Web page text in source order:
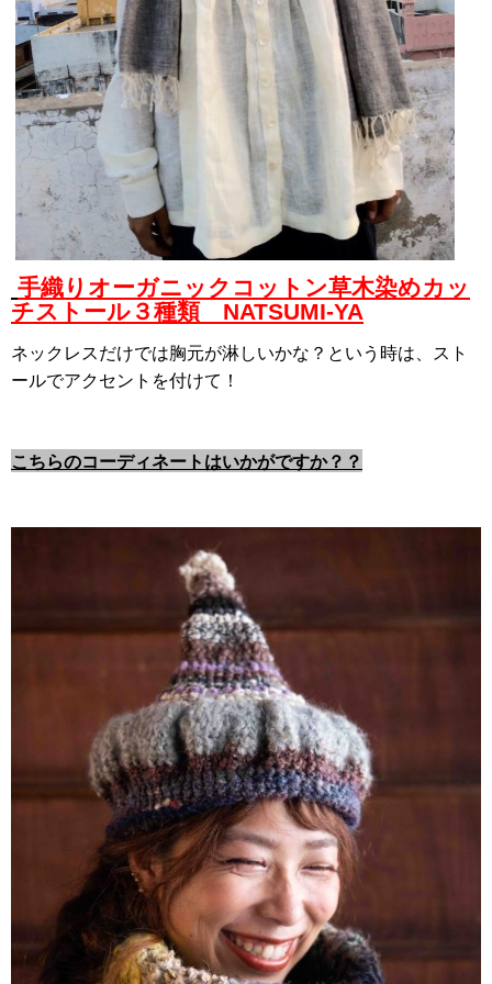
手織りオーガニックコットン草木染めカッ
チストール３種類 NATSUMI-YA
ネックレスだけでは胸元が淋しいかな？という時は、スト
ールでアクセントを付けて！
こちらのコーディネートはいかがですか？？